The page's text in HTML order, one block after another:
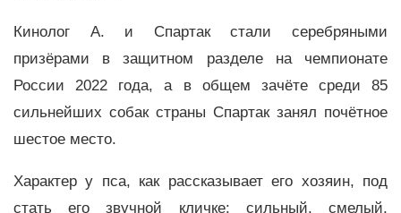
Кинолог А. и Спартак стали серебряными
призёрами в защитном разделе на чемпионате
России 2022 года, а в общем зачёте среди 85
сильнейших собак страны Спартак занял почётное
шестое место.
Характер у пса, как рассказывает его хозяин, под
стать его звучной кличке: сильный, смелый,